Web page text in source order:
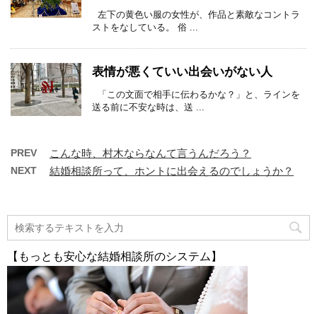
左下の黄色い服の女性が、作品と素敵なコントラ
ストをなしている。 俗 ...
表情が悪くていい出会いがない人
「この文面で相手に伝わるかな？」と、ラインを
送る前に不安な時は、送 ...
PREV こんな時、村木ならなんて言うんだろう？
NEXT 結婚相談所って、ホントに出会えるのでしょうか？
【もっとも安心な結婚相談所のシステム】